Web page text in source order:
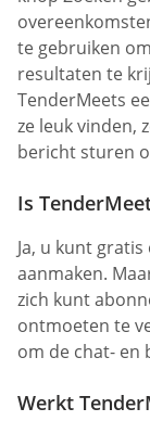
te gebruiken
resultaten te
TenderMeets
ze leuk vinden,
bericht sturen
Is
Ja, u kunt
aanmaken.
zich kunt
ontmoeten te
om de chat- en
Werkt